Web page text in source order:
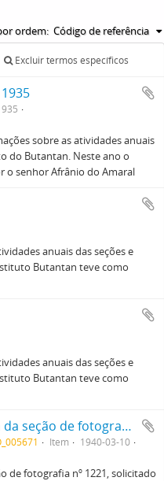
ordem: Código de referência
Excluir termos específicos
sobre as atividades anuais
do Butantan. Neste ano o
senhor Afrânio do Amaral
anuais das seções e
Butantan teve como
anuais das seções e
Butantan teve como
reprodução de gráfico. Ficha da seção de fotografia nº 1221, solicitado pela Seção de Fisiopatologia (Dr. Ribeiro do Valle). Frente
Item
1940-03-10
de fotografia nº 1221, solicitado